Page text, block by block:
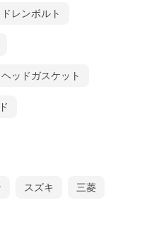
レンボルト
ヘッドガスケット
スズキ 三菱